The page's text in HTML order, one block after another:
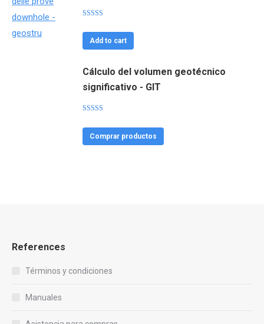
con3.85
de 5Add to cart
Cálculo del volumen geotécnico
significativo - GIT
con4.40de
Comprar productos
References
Términos y condiciones
Manuales